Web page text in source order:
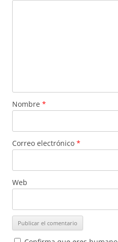
Nombre *
Correo electrónico *
Web